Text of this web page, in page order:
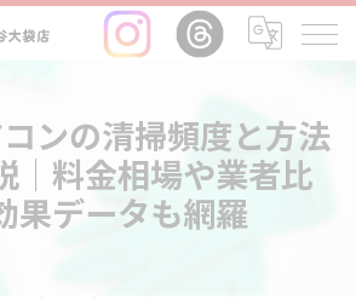
ンの清掃頻度と方法
｜料金相場や業者比
果データも網羅